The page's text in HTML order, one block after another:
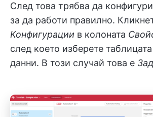
След това трябва да
за да работи правилно.
Конфигурации в колоната
след което изберете
данни. В този случай това е